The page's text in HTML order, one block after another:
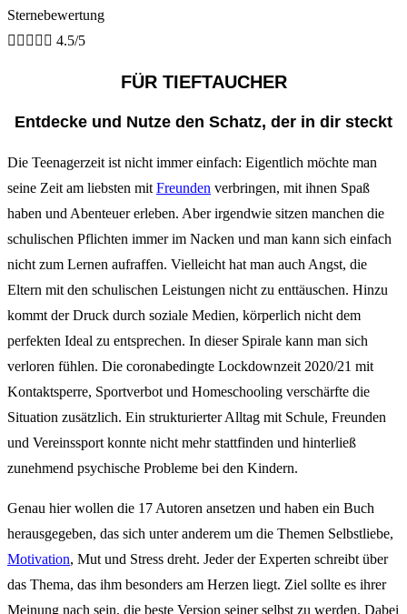
Sternebewertung
     4.5/5
FÜR TIEFTAUCHER
Entdecke und Nutze den Schatz, der in dir steckt
Die Teenagerzeit ist nicht immer einfach: Eigentlich möchte man
seine Zeit am liebsten mit Freunden verbringen, mit ihnen Spaß
haben und Abenteuer erleben. Aber irgendwie sitzen manchen die
schulischen Pflichten immer im Nacken und man kann sich einfach
nicht zum Lernen aufraffen. Vielleicht hat man auch Angst, die
Eltern mit den schulischen Leistungen nicht zu enttäuschen. Hinzu
kommt der Druck durch soziale Medien, körperlich nicht dem
perfekten Ideal zu entsprechen. In dieser Spirale kann man sich
verloren fühlen. Die coronabedingte Lockdownzeit 2020/21 mit
Kontaktsperre, Sportverbot und Homeschooling verschärfte die
Situation zusätzlich. Ein strukturierter Alltag mit Schule, Freunden
und Vereinssport konnte nicht mehr stattfinden und hinterließ
zunehmend psychische Probleme bei den Kindern.
Genau hier wollen die 17 Autoren ansetzen und haben ein Buch
herausgegeben, das sich unter anderem um die Themen Selbstliebe,
Motivation, Mut und Stress dreht. Jeder der Experten schreibt über
das Thema, das ihm besonders am Herzen liegt. Ziel sollte es ihrer
Meinung nach sein, die beste Version seiner selbst zu werden. Dabei